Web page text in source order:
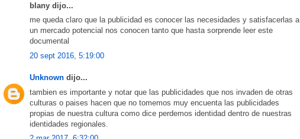
blany dijo...
me queda claro que la publicidad es conocer las necesidades y satisfacerlas a
un mercado potencial nos conocen tanto que hasta sorprende leer este
documental
20 sept 2016, 5:19:00
Unknown dijo...
tambien es importante y notar que las publicidades que nos invaden de otras
culturas o paises hacen que no tomemos muy encuenta las publicidades
propias de nuestra cultura como dice perdemos identidad dentro de nuestras
identidades regionales.